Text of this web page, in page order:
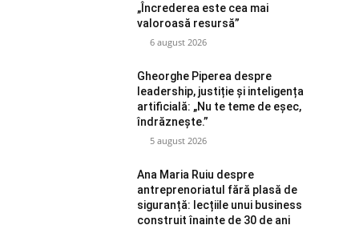
„Încrederea este cea mai
valoroasă resursă”
6 august 2026
Gheorghe Piperea despre
leadership, justiție și inteligența
artificială: „Nu te teme de eșec,
îndrăznește.”
5 august 2026
Ana Maria Ruiu despre
antreprenoriatul fără plasă de
siguranță: lecțiile unui business
construit înainte de 30 de ani